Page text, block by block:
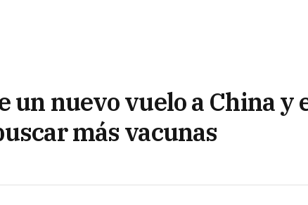
un nuevo vuelo a China y
más vacunas